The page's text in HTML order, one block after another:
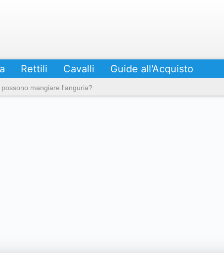
mangiare l'anguria?
Rettili Cavalli Guide all'Acquisto